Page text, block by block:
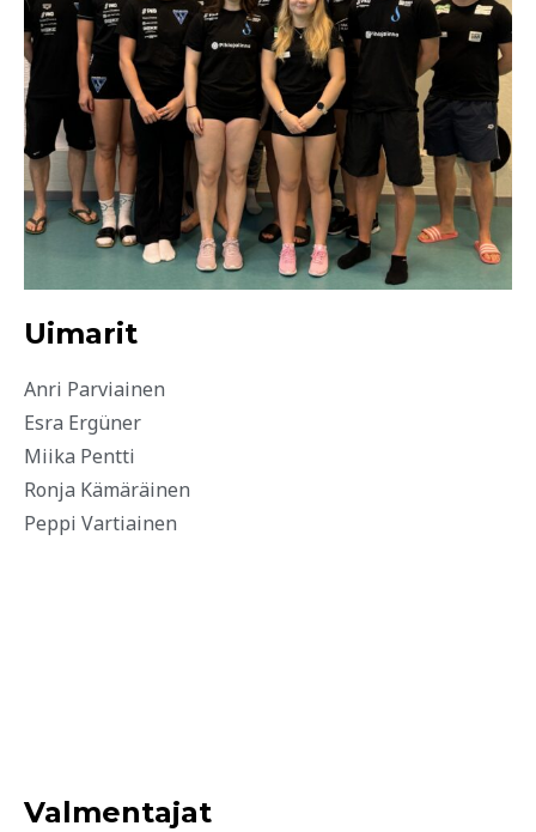
Uimarit
Anri Parviainen
Esra Ergüner
Miika Pentti
Ronja Kämäräinen
Peppi Vartiainen
Valmentajat